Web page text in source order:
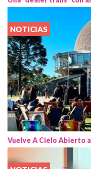
NOTICIAS
Vuelve A Cielo Abierto